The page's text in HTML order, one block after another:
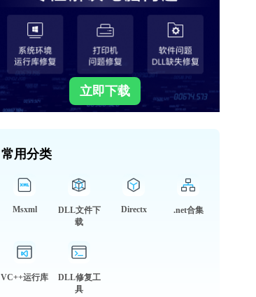
立即下载
常用分类
Msxml
DLL文件下
载
Directx .net合集
VC++运行库
DLL修复工
具